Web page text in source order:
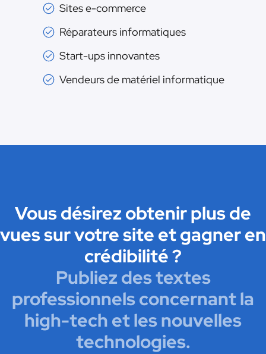
Sites e-commerce
Réparateurs informatiques
Start-ups innovantes
Vendeurs de matériel informatique
Vous désirez obtenir plus de
vues sur votre site et gagner en
crédibilité ?
Publiez des textes
professionnels concernant la
high-tech et les nouvelles
technologies.